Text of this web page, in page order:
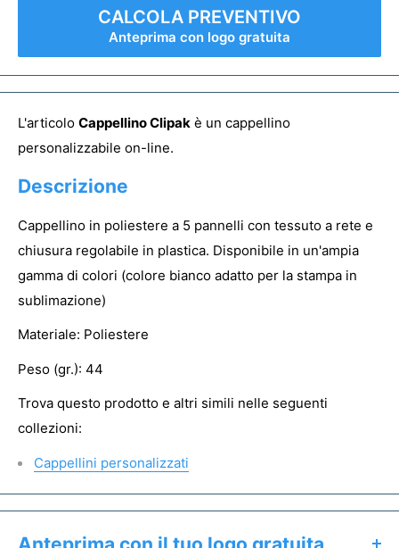
CALCOLA PREVENTIVO
Anteprima con logo gratuita
L'articolo Cappellino Clipak è un cappellino
personalizzabile on-line.
Descrizione
Cappellino in poliestere a 5 pannelli con tessuto a rete e
chiusura regolabile in plastica. Disponibile in un'ampia
gamma di colori (colore bianco adatto per la stampa in
sublimazione)
Materiale: Poliestere
Peso (gr.): 44
Trova questo prodotto e altri simili nelle seguenti
collezioni:
Cappellini personalizzati